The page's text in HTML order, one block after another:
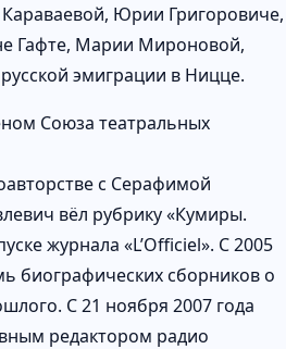
Юрии Григоровиче,
Гафте, Марии Мироновой,
эмиграции в Ницце.
Союза театральных
с Серафимой
вёл рубрику «Кумиры.
журнала «L’Officiel». С 2005
биографических сборников о
С 21 ноября 2007 года
редактором радио